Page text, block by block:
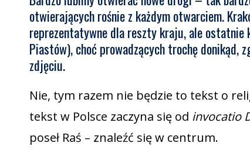
otwierających rośnie z każdym otwarciem.
reprezentatywne dla reszty kraju, ale
Piastów), choć prowadzących trochę donikąd,
zdjęciu.
Nie, tym razem nie będzie to tekst o
tekst w Polsce zaczyna się od invocatio
poseł Raś – znaleźć się w centrum.